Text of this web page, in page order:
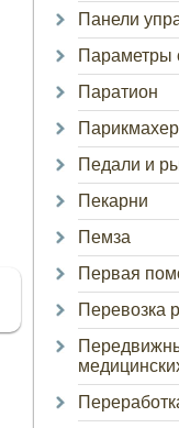
Панели
Параметры
Паратион
Педали и
Пекарни
Пемза
Первая
Перевозка